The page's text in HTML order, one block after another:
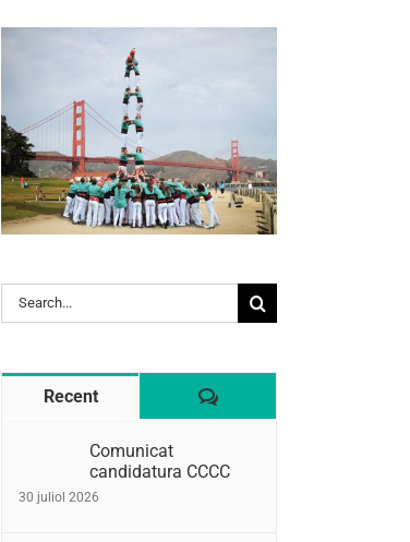
Search
for:
Recent Comentaris
Comunicat
candidatura CCCC
30 juliol 2026